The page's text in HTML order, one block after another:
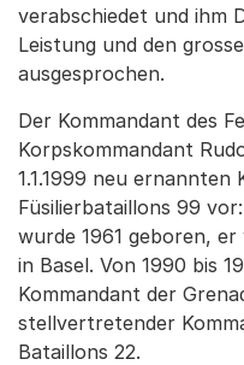
verabschiedet und ihm
Leistung und den
ausgesprochen.
Der Kommandant des
Korpskommandant
1.1.1999 neu ernannten
Füsilierbataillons 99
wurde 1961 geboren,
in Basel. Von 1990 bis
Kommandant der
stellvertretender
Bataillons 22.